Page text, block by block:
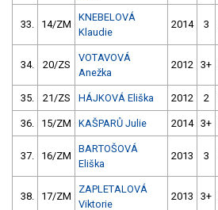
33. 14/ZM
KNEBELOVÁ
Klaudie
2014 3
34. 20/ZS
VOTAVOVÁ
Anežka
2012 3+
35. 21/ZS HÁJKOVÁ Eliška 2012 2
36. 15/ZM KAŠPARŮ Julie 2014 3+
37. 16/ZM
BARTOŠOVÁ
Eliška
2013 3
38. 17/ZM
ZAPLETALOVÁ
Viktorie
2013 3+